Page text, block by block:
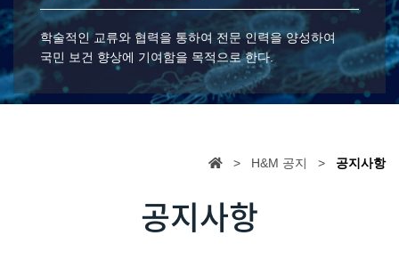
학술적인 교류와 협력을 통하여 전문 인력을 양성하여
국민 보건 향상에 기여함을 목적으로 한다.
> H&M 공지 > 공지사항
공지사항